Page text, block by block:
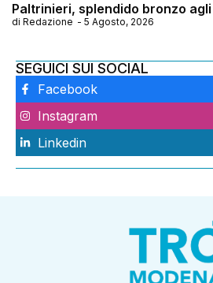
Paltrinieri, splendido bronzo
di Redazione - 5 Agosto, 2026
SEGUICI SUI SOCIAL
Facebook
Instagram
Linkedin